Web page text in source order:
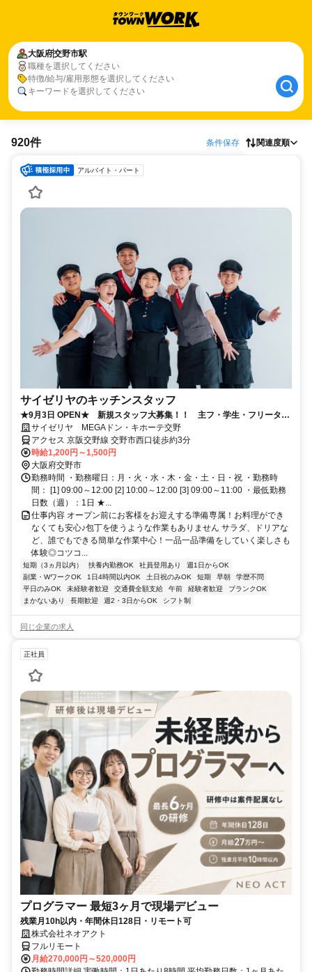
大阪府交野市駅
職種を選択してください
特徴/給与/雇用形態を選択してください
キーワードを選択してください
920件 条件保存 関連度順
アルバイト・パート
サイゼリヤのキッチンスタッフ
★9月3日 OPEN★ 新規スタッフ大募集！！ 主フ・学生・フリーター
の方、活躍中です！
サイゼリヤ MEGAドン・キホーテ交野
アクセス 京阪交野線 交野市西口徒歩約3分
時給1,200円～1,500円
大阪府交野市
勤務時間 ・勤務曜日：月・火・水・木・金・土・日・祝 ・勤務時
間： [1] 09:00～12:00 [2] 10:00～12:00 [3] 09:00～11:00 ・最低勤務
日数（週）：1日 ★...
仕事内容 オープン前にお客様をお迎えする準備専属！お料理ができ
なくても安心♪包丁を使うような作業もありません サラダ、ドリアな
ど、誰でもできる簡単な作業中心！一品一品準備をしていく楽しさも
体験◎コツコ...
短期（3ヵ月以内） 扶養内勤務OK 社員登用あり
週1日からOK
副業・WワークOK
1日4時間以内OK 土日祝のみOK 短期 早朝
学歴不問
平日のみOK
未経験者歓迎 交通費全額支給 午前 経験者歓迎
ブランクOK
まかないあり
長期歓迎 週2・3日からOK シフト制
同じ企業の求人
正社員
プログラマー 最短3ヶ月で現場デビュー
残業月10h以内・年間休日128日・リモート可
株式会社ネオアクト
フルリモート
月給270,000円～520,000円